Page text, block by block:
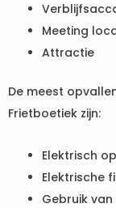
Meeting
Attractie
De meest
Frietboetiek zijn:
Elektrisch
Elektrische
Gebruik